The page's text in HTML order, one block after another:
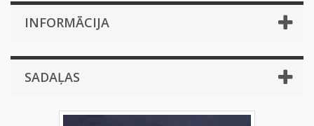
INFORMĀCIJA
SADAĻAS